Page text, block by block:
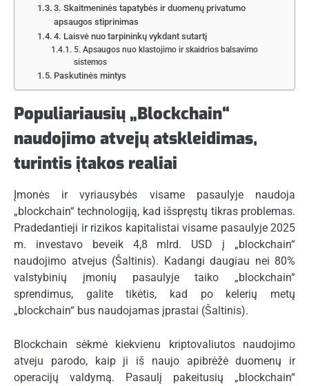
3. Skaitmeninės tapatybės ir duomenų privatumo
apsaugos stiprinimas
4. Laisvė nuo tarpininkų vykdant sutartį
5. Apsaugos nuo klastojimo ir skaidrios balsavimo
sistemos
Paskutinės mintys
Populiariausių „Blockchain“
naudojimo atvejų atskleidimas,
turintis įtakos realiai
Įmonės ir vyriausybės visame pasaulyje naudoja
„blockchain“ technologiją, kad išspręstų tikras problemas.
Pradedantieji ir rizikos kapitalistai visame pasaulyje 2025
m. investavo beveik 4,8 mlrd. USD į „blockchain“
naudojimo atvejus (Šaltinis). Kadangi daugiau nei 80%
valstybinių įmonių pasaulyje taiko „blockchain“
sprendimus, galite tikėtis, kad po kelerių metų
„blockchain“ bus naudojamas įprastai (Šaltinis).
Blockchain sėkmė kiekvienu kriptovaliutos naudojimo
atveju parodo, kaip ji iš naujo apibrėžė duomenų ir
operacijų valdymą. Pasaulį pakeitusių „blockchain“